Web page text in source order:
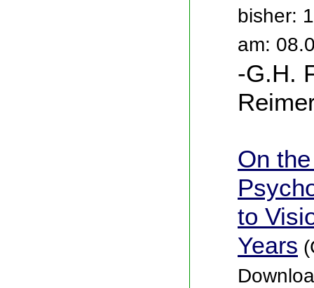
bisher:
am:
-G.H.
On
to
Years